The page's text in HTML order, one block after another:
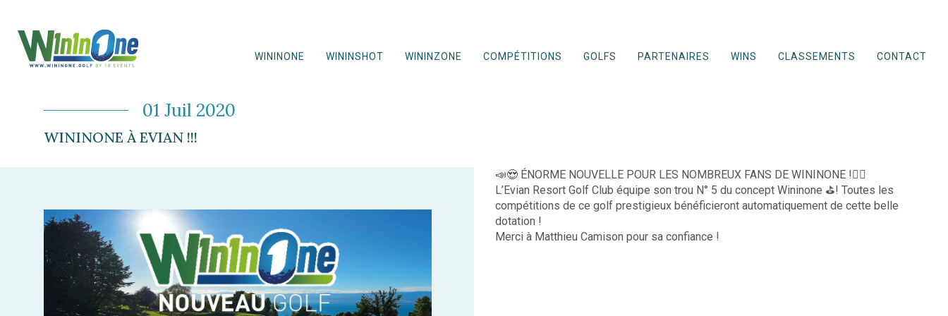
WININONE WININSHOT WININZONE COMPÉTITIONS GOLFS PARTENAIRES WINS CLASSEMENTS CONTACT
01 Juil 2020
WININONE À EVIAN !!!
📣😍 ÉNORME NOUVELLE POUR LES NOMBREUX FANS DE WININONE !🏌️‍♀️
L’Evian Resort Golf Club équipe son trou N° 5 du concept Wininone ⛳️! Toutes les
compétitions de ce golf prestigieux bénéficieront automatiquement de cette belle
dotation !
Merci à Matthieu Camison pour sa confiance !